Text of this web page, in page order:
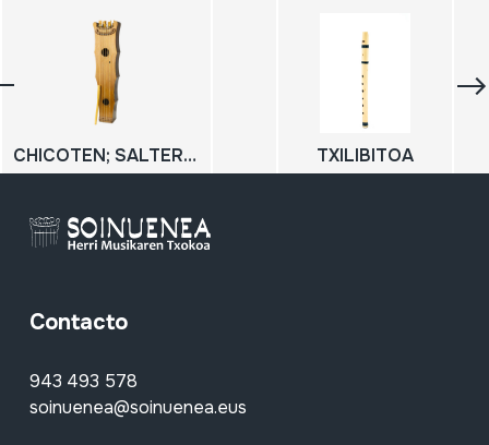
CHICOTEN; SALTERIO TXILIBITOA
Contacto
943 493 578
soinuenea@soinuenea.eus